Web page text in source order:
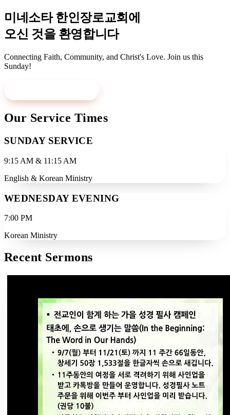
미네소타 한인장로교회에
오신 것을 환영합니다
Connecting Faith, Community, and Christ's Love. Join us this
Sunday!
Our Service Times
SUNDAY SERVICE
9:15 AM & 11:15 AM
English & Korean Ministry
WEDNESDAY EVENING
7:00 PM
Korean Ministry
Recent Sermons